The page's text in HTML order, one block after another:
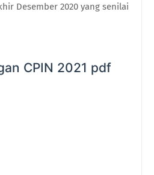
Desember 2020 yang senilai
CPIN 2021 pdf